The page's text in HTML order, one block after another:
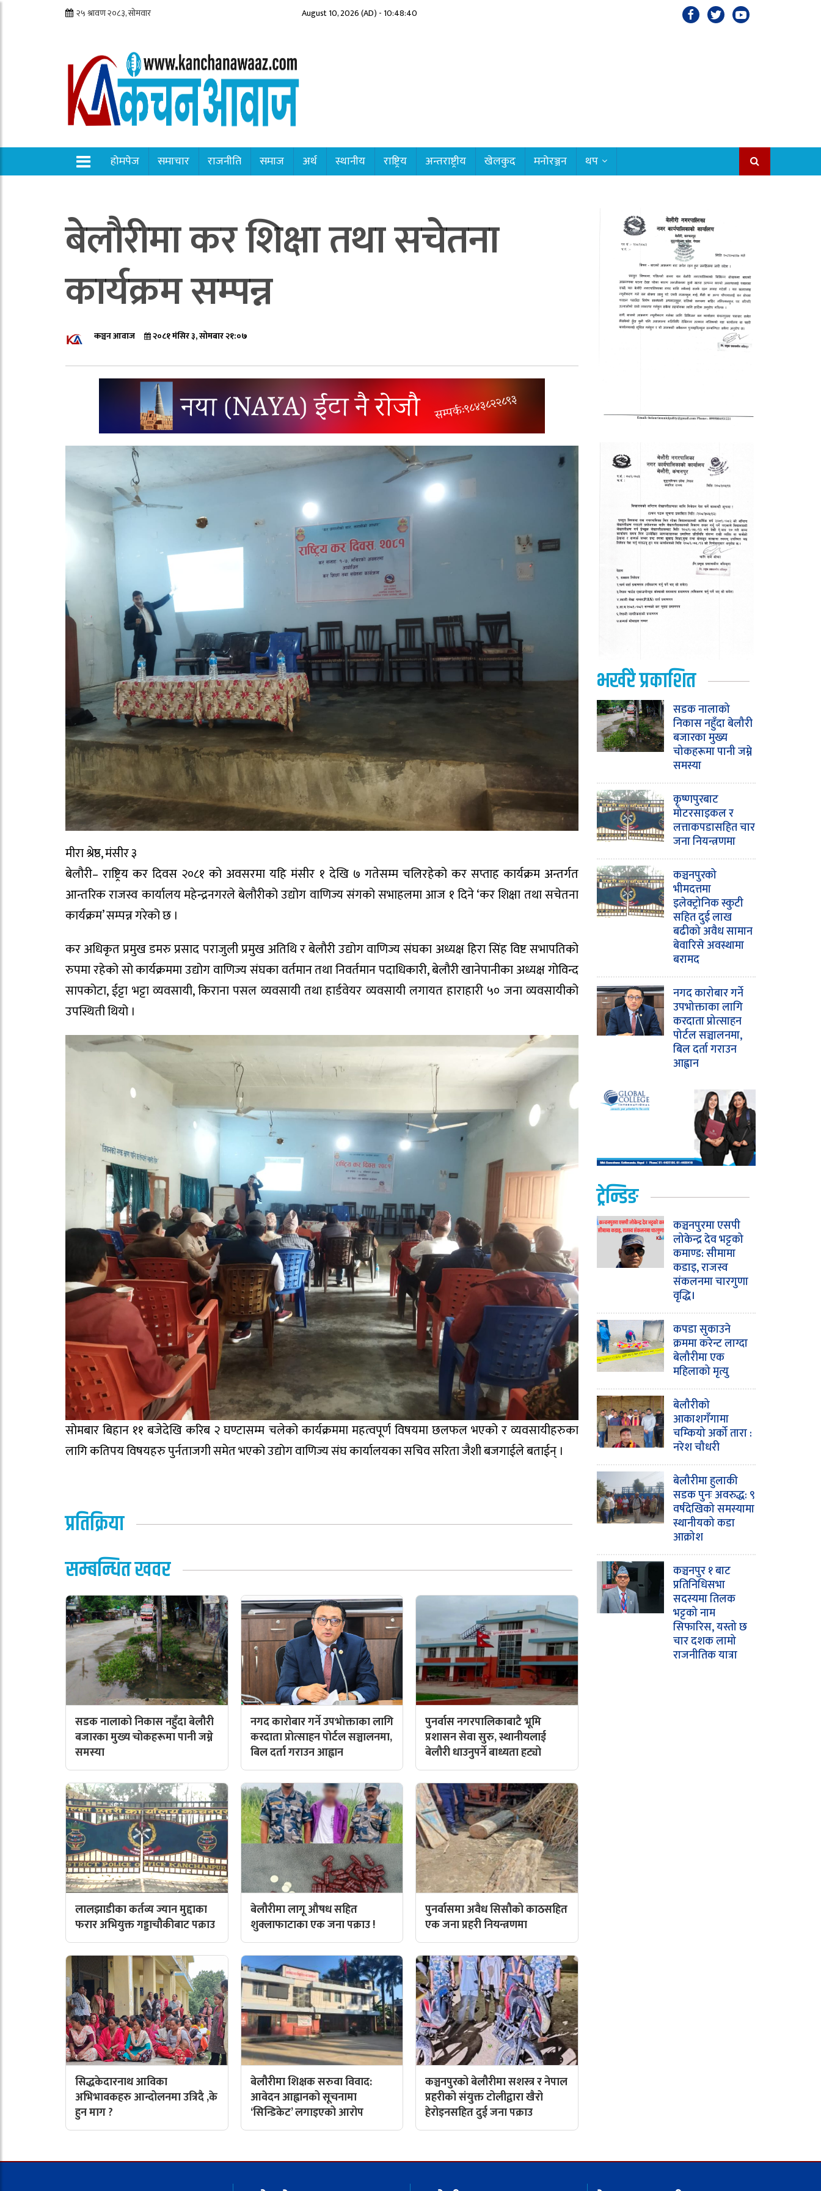
August 10, 2026 (AD) - 10:48:42
होमपेज समाचार राजनीति समाज अर्थ स्थानीय राष्ट्रिय अन्तराष्ट्रीय खेलकुद मनोरञ्जन थप
बेलौरीमा कर शिक्षा तथा सचेतना
कार्यक्रम सम्पन्न
कञ्चन आवाज २०८१ मंसिर ३, सोमबार २१:०७
मीरा श्रेष्ठ, मंसीर ३
बेलौरी– राष्ट्रिय कर दिवस २०८१ को अवसरमा यहि मंसीर १ देखि ७ गतेसम्म चलिरहेको कर सप्ताह कार्यक्रम अन्तर्गत
आन्तरिक राजस्व कार्यालय महेन्द्रनगरले बेलौरीको उद्योग वाणिज्य संगको सभाहलमा आज १ दिने ‘कर शिक्षा तथा सचेतना
कार्यक्रम’ सम्पन्न गरेको छ ।
कर अधिकृत प्रमुख डमरु प्रसाद पराजुली प्रमुख अतिथि र बेलौरी उद्योग वाणिज्य संघका अध्यक्ष हिरा सिंह विष्ट सभापतिको
रुपमा रहेको सो कार्यक्रममा उद्योग वाणिज्य संघका वर्तमान तथा निवर्तमान पदाधिकारी, बेलौरी खानेपानीका अध्यक्ष गोविन्द
सापकोटा, ईट्टा भट्टा व्यवसायी, किराना पसल व्यवसायी तथा हार्डवेयर व्यवसायी लगायत हाराहारी ५० जना व्यवसायीको
उपस्थिती थियो ।
सोमबार बिहान ११ बजेदेखि करिब २ घण्टासम्म चलेको कार्यक्रममा महत्वपूर्ण विषयमा छलफल भएको र व्यवसायीहरुका
लागि कतिपय विषयहरु पुर्नताजगी समेत भएको उद्योग वाणिज्य संघ कार्यालयका सचिव सरिता जैशी बजगाईले बताईन् ।
प्रतिक्रिया
सम्बन्धित खवर
सडक नालाको निकास नहुँदा बेलौरी
बजारका मुख्य चोकहरूमा पानी जम्ने
समस्या
नगद कारोबार गर्ने उपभोक्ताका लागि
करदाता प्रोत्साहन पोर्टल सञ्चालनमा,
बिल दर्ता गराउन आह्वान
पुनर्वास नगरपालिकाबाटै भूमि
प्रशासन सेवा सुरु, स्थानीयलाई
बेलौरी धाउनुपर्ने बाध्यता हट्यो
लालझाडीका कर्तव्य ज्यान मुद्दाका
फरार अभियुक्त गड्डाचौकीबाट पक्राउ
बेलौरीमा लागू औषध सहित
शुक्लाफाटाका एक जना पक्राउ !
पुनर्वासमा अवैध सिसौको काठसहित
एक जना प्रहरी नियन्त्रणमा
सिद्धकेदारनाथ आविका
अभिभावकहरु आन्दोलनमा उत्रिदै ,के
हुन माग ?
बेलौरीमा शिक्षक सरुवा विवाद:
आवेदन आह्वानको सूचनामा
‘सिन्डिकेट’ लगाइएको आरोप
कञ्चनपुरको बेलौरीमा सशस्त्र र नेपाल
प्रहरीको संयुक्त टोलीद्वारा खैरो
हेरोइनसहित दुई जना पक्राउ
भर्खरै प्रकाशित
सडक नालाको
निकास नहुँदा बेलौरी
बजारका मुख्य
चोकहरूमा पानी जम्ने
समस्या
कृष्णपुरबाट
मोटरसाइकल र
लत्ताकपडासहित चार
जना नियन्त्रणमा
कञ्चनपुरको
भीमदत्तमा
इलेक्ट्रोनिक स्कुटी
सहित दुई लाख
बढीको अवैध सामान
बेवारिसे अवस्थामा
बरामद
नगद कारोबार गर्ने
उपभोक्ताका लागि
करदाता प्रोत्साहन
पोर्टल सञ्चालनमा,
बिल दर्ता गराउन
आह्वान
ट्रेन्डिङ
कञ्चनपुरमा एसपी
लोकेन्द्र देव भट्टको
कमाण्ड: सीमामा
कडाइ, राजस्व
संकलनमा चारगुणा
वृद्धि।
कपडा सुकाउने
क्रममा करेन्ट लाग्दा
बेलौरीमा एक
महिलाको मृत्यु
बेलौरीको
आकाशगँगामा
चम्कियो अर्को तारा :
नरेश चौधरी
बेलौरीमा हुलाकी
सडक पुनः अवरुद्ध: ९
वर्षदेखिको समस्यामा
स्थानीयको कडा
आक्रोश
कञ्चनपुर १ बाट
प्रतिनिधिसभा
सदस्यमा तिलक
भट्टको नाम
सिफारिस, यस्तो छ
चार दशक लामो
राजनीतिक यात्रा